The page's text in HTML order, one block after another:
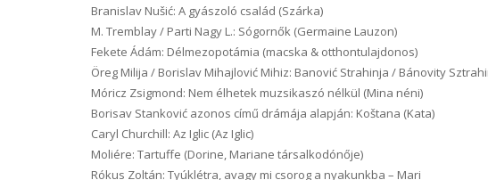
Branislav Nušić: A gyászoló család (Szárka)
M. Tremblay / Parti Nagy L.: Sógornők (Germaine Lauzon)
Fekete Ádám: Délmezopotámia (macska & otthontulajdonos)
Öreg Milija / Borislav Mihajlović Mihiz: Banović Strahinja / Bánovity
Móricz Zsigmond: Nem élhetek muzsikaszó nélkül (Mina néni)
Borisav Stanković azonos című drámája alapján: Koštana (Kata)
Caryl Churchill: Az Iglic (Az Iglic)
Moliére: Tartuffe (Dorine, Mariane társalkodónője)
Rókus Zoltán: Tyúklétra, avagy mi csorog a nyakunkba – Mari